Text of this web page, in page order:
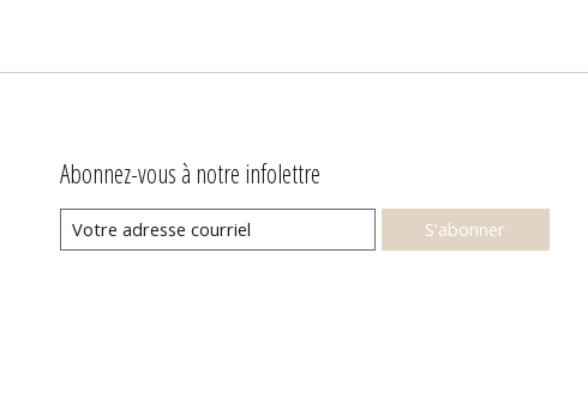
Abonnez-vous à notre infolettre
S'abonner